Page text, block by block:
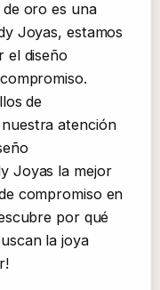
oro es una
Joyas, estamos
el diseño
de
atención
Joyas la mejor
compromiso en
por qué
la joya